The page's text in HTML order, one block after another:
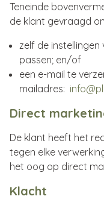
Teneinde
de klant gevraagd
zelf de
passen; en/of
een e-mail te
mailadres:
Direct
De klant heeft het
tegen elke
het oog op direct
Klacht